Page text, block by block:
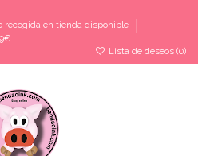
recogida en tienda disponible
Lista de deseos (0)